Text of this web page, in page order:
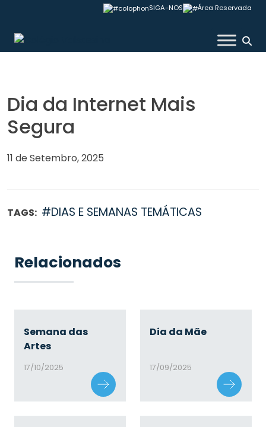
content
SIGA-NOS Área Reservada
Colégio Valsassina
Dia da Internet Mais
Segura
11 de Setembro, 2025
TAGS: #DIAS E SEMANAS TEMÁTICAS
Relacionados
Semana das
Artes
17/10/2025
Dia da Mãe
17/09/2025